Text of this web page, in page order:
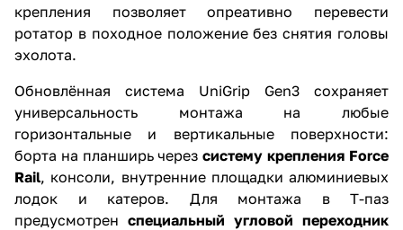
крепления позволяет опреативно перевести
ротатор в походное положение без снятия головы
эхолота.
Обновлённая система UniGrip Gen3 сохраняет
универсальность монтажа на любые
горизонтальные и вертикальные поверхности:
борта на планширь черезсистему крепления Force
Rail, консоли, внутренние площадки алюминиевых
лодок и катеров. Для монтажа в Т-паз
предусмотрен специальный угловой переходник